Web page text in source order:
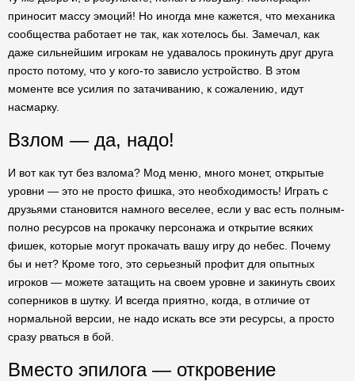
приносит массу эмоций! Но иногда мне кажется, что механика
сообщества работает не так, как хотелось бы. Замечал, как
даже сильнейшим игрокам не удавалось прокинуть друг друга
просто потому, что у кого-то зависло устройство. В этом
моменте все усилия по затачиванию, к сожалению, идут
насмарку.
Взлом — да, надо!
И вот как тут без взлома? Мод меню, много монет, открытые
уровни — это не просто фишка, это необходимость! Играть с
друзьями становится намного веселее, если у вас есть полным-
полно ресурсов на прокачку персонажа и открытие всяких
фишек, которые могут прокачать вашу игру до небес. Почему
бы и нет? Кроме того, это серьезный профит для опытных
игроков — можете затащить на своем уровне и закинуть своих
соперников в шутку. И всегда приятно, когда, в отличие от
нормальной версии, не надо искать все эти ресурсы, а просто
сразу рваться в бой.
Вместо эпилога — откровение